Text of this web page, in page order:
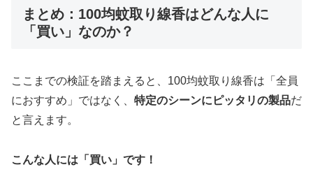
まとめ：100均蚊取り線香はどんな人に
「買い」なのか？
ここまでの検証を踏まえると、100均蚊取り線香は「全員
におすすめ」ではなく、 特定のシーンにピッタリの製品だ
と言えます。
こんな人には「買い」です！